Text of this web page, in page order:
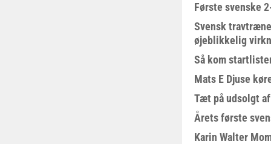
Første svenske
Svensk
øjeblikkelig
Så kom
Mats E Djuse
Tæt på udsolgt
Årets første
Karin Walter